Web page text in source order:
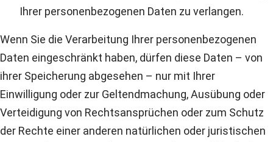
Ihrer personenbezogenen Daten zu verlangen.
Wenn Sie die Verarbeitung Ihrer personenbezogenen
Daten eingeschränkt haben, dürfen diese Daten – von
ihrer Speicherung abgesehen – nur mit Ihrer
Einwilligung oder zur Geltendmachung, Ausübung oder
Verteidigung von Rechtsansprüchen oder zum Schutz
der Rechte einer anderen natürlichen oder juristischen